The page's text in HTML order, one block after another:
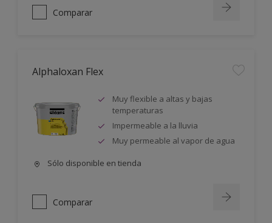
Comparar
Alphaloxan Flex
Muy flexible a altas y bajas
temperaturas
Impermeable a la lluvia
Muy permeable al vapor de agua
Sólo disponible en tienda
Comparar